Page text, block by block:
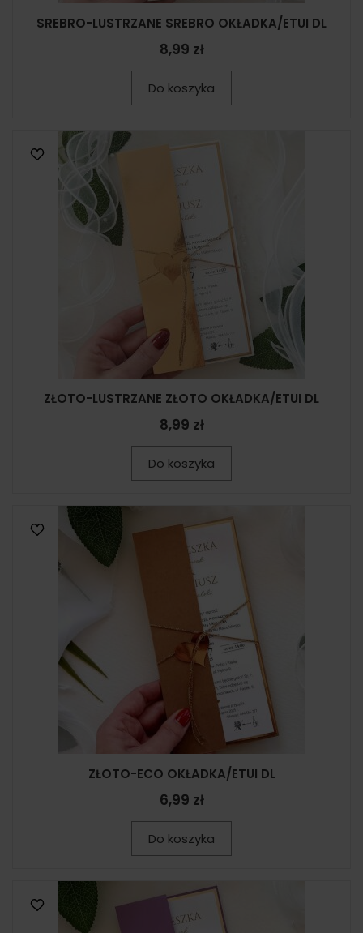
SREBRO-LUSTRZANE SREBRO OKŁADKA/ETUI DL
8,99 zł
Do koszyka
ZŁOTO-LUSTRZANE ZŁOTO OKŁADKA/ETUI DL
8,99 zł
Do koszyka
ZŁOTO-ECO OKŁADKA/ETUI DL
6,99 zł
Do koszyka